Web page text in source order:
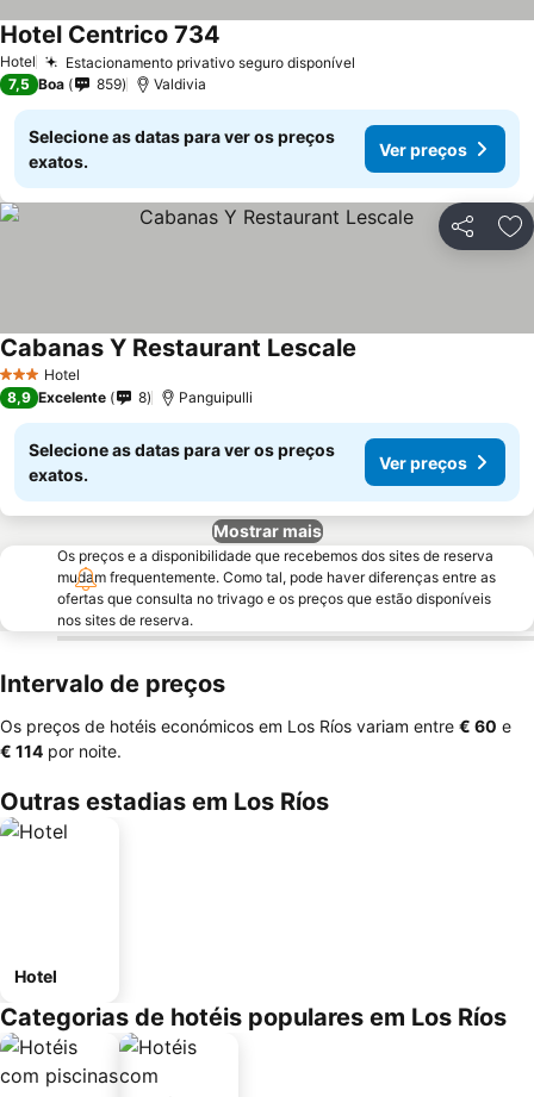
Hotel Estacionamento privativo seguro disponível
Hotel Centrico 734
7,5 Boa 859 Valdivia
Selecione as datas para ver os preços
exatos.
Ver preços
Partilhar
3 EstrelasHotel
Cabanas Y Restaurant Lescale
8,9 Excelente 8 Panguipulli
Selecione as datas para ver os preços
exatos.
Ver preços
Mostrar mais
Os preços e a disponibilidade que recebemos dos sites de reserva
mudam frequentemente. Como tal, pode haver diferenças entre as
ofertas que consulta no trivago e os preços que estão disponíveis
nos sites de reserva.
Intervalo de preços
Os preços de hotéis económicos em Los Ríos variam entre ‎€ 60 e
‎€ 114 por noite.
Outras estadias em Los Ríos
Hotel
Categorias de hotéis populares em Los Ríos